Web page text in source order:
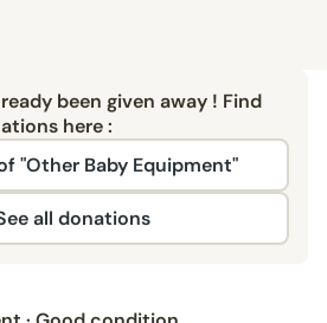
been given away ! Find
here :
"Other Baby Equipment"
all donations